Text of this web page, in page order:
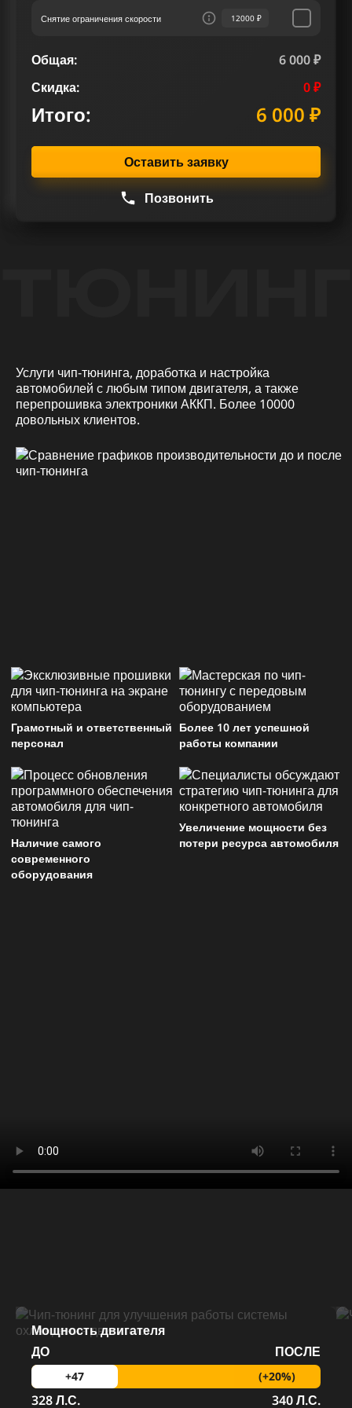
Снятие ограничения скорости 12000 ₽
Общая:
6 000 ₽
Скидка:
0 ₽
Итого: 6 000 ₽
Оставить заявку
Позвонить
Услуги чип-тюнинга, доработка и настройка
автомобилей с любым типом двигателя, а также
перепрошивка электроники АККП. Более 10000
довольных клиентов.
Грамотный и ответственный
персонал
Более 10 лет успешной
работы компании
Наличие самого
современного
оборудования
Увеличение мощности без
потери ресурса автомобиля
Мощность двигателя
ДО
ПОСЛЕ
+47 (+20%)
328 Л.С. 340 Л.С.